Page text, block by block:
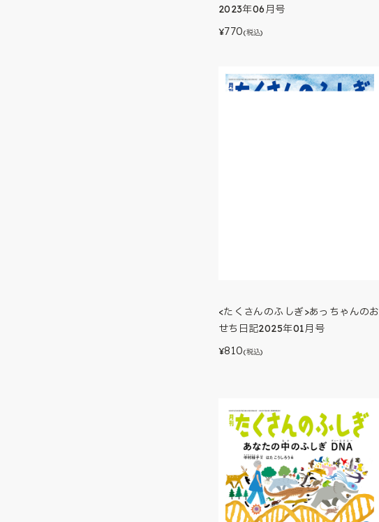
2023年06月号
¥770(税込)
<たくさんのふしぎ>あっちゃんのお
せち日記2025年01月号
¥810(税込)